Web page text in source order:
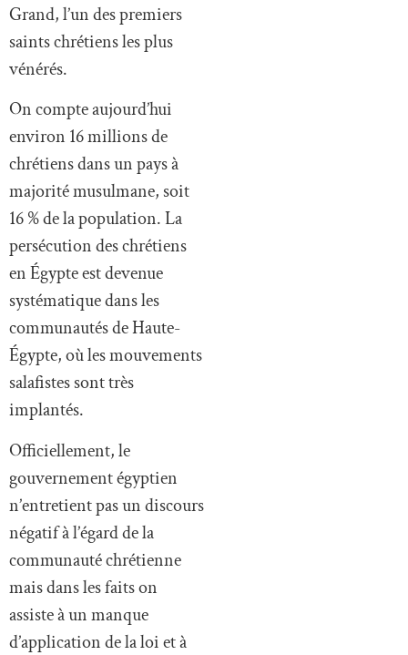
Grand, l’un des premiers
saints chrétiens les plus
vénérés.
On compte aujourd’hui
environ 16 millions de
chrétiens dans un pays à
majorité musulmane, soit
16 % de la population. La
persécution des chrétiens
en Égypte est devenue
systématique dans les
communautés de Haute-
Égypte, où les mouvements
salafistes sont très
implantés.
Officiellement, le
gouvernement égyptien
n’entretient pas un discours
négatif à l’égard de la
communauté chrétienne
mais dans les faits on
assiste à un manque
d’application de la loi et à